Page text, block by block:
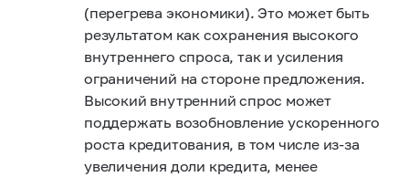
(перегрева экономики). Это может быть
результатом как сохранения высокого
внутреннего спроса, так и усиления
ограничений на стороне предложения.
Высокий внутренний спрос может
поддержать возобновление ускоренного
роста кредитования, в том числе из‑за
увеличения доли кредита, менее